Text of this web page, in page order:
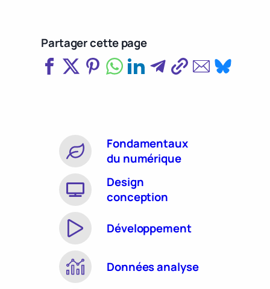
Partager cette page
Fondamentaux
du numérique
Design
conception
Développement
Données analyse